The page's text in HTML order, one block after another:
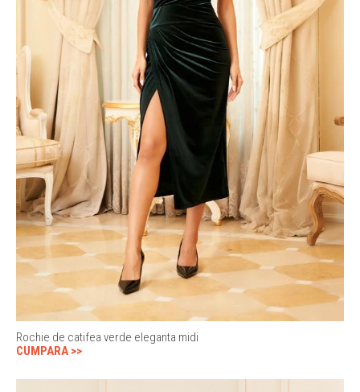
Rochie de catifea verde eleganta midi
CUMPARA >>